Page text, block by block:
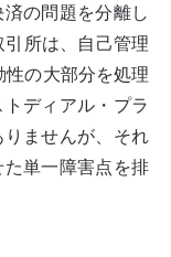
の問題を分離し
引所は、自己管理
性の大部分を処理
ディアル・プラ
ませんが、それ
た単一障害点を排